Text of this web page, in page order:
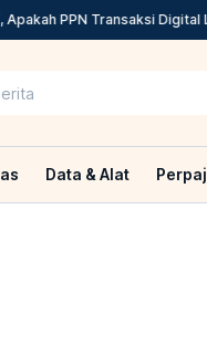
PPN Transaksi Digital
Data & Alat